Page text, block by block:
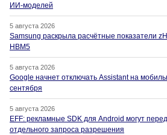
ИИ-моделей
5 августа 2026
Samsung раскрыла расчётные показатели
HBM5
5 августа 2026
Google начнет отключать Assistant на
сентября
5 августа 2026
EFF: рекламные SDK для Android могут
отдельного запроса разрешения